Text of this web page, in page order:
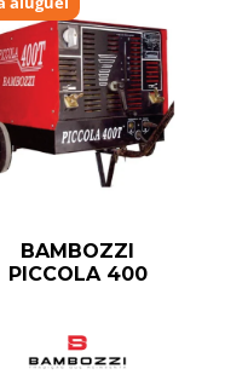
BAMBOZZI
PICCOLA 400